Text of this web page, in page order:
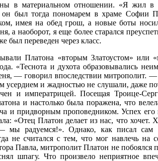
в материальном отношении. «Я жил в
был тогда пономарем в храме Софии
имея на обед грош, а новые боты
а наоборот, я еще более старался
был переведен через класс.
Платона «вторым Златоустом» или
«Теснота и духота образовывались
— говорил впоследствии митрополит.
усердием и жадностью не слушали, даже
и императрицей. Посещая Троице-
и настолько была поражена, что
и придворным проповедником. Успех его
«Отец Платон делает из нас, что хочет.
радуемся!». Однако, как писал сам
не считался с тем, что мог навлечь на
Павла, митрополит Платон не побоялся
шпагу. Что произвело неприятное